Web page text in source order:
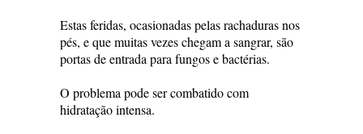
Estas feridas, ocasionadas pelas rachaduras nos
pés, e que muitas vezes chegam a sangrar, são
portas de entrada para fungos e bactérias.
O problema pode ser combatido com
hidratação intensa.